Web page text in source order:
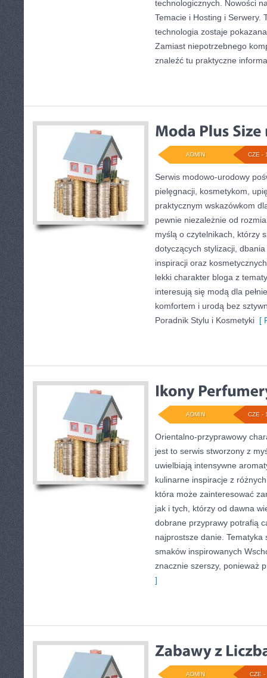
technologicznych. Nowości
Temacie i Hosting i Serwery.
technologia zostaje
Zamiast niepotrzebnego
znaleźć tu praktyczne
CZE -
ADMIN
Serwis modowo-urodowy
pielęgnacji, kosmetykom,
praktycznym wskazówkom
pewnie niezależnie od
myślą o czytelnikach, którzy
dotyczących stylizacji,
inspiracji oraz
lekki charakter bloga z
interesują się modą dla
komfortem i urodą bez
Poradnik Stylu i Kosmetyki [
CZE -
ADMIN
Orientalno-przyprawowy
jest to serwis stworzony z
uwielbiają intensywne
kulinarne inspiracje z
która może zainteresować
jak i tych, którzy od dawna
dobrane przyprawy potrafią
najprostsze danie. Tematyka
smaków inspirowanych
znacznie szerszy, ponieważ
]
CZE -
ADMIN